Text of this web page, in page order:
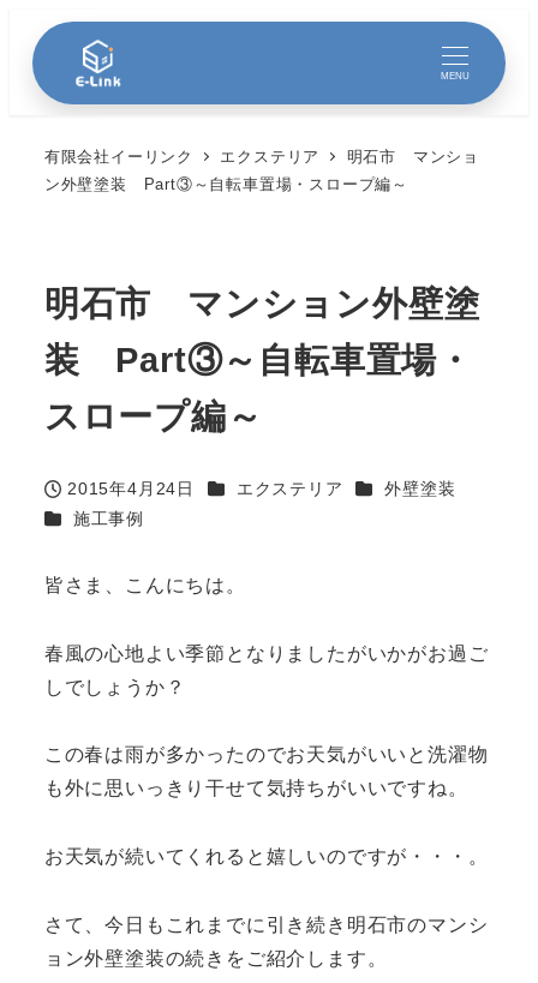
MENU
有限会社イーリンク エクステリア
明石市 マンショ
ン外壁塗装 Part③～自転車置場・スロープ編～
明石市 マンション外壁塗
装 Part③～自転車置場・
スロープ編～
投稿日
2015年4月24日 カテゴリー
エクステリア カテゴリー
外壁塗装
カテゴリー
施工事例
皆さま、こんにちは。
春風の心地よい季節となりましたがいかがお過ご
しでしょうか？
この春は雨が多かったのでお天気がいいと洗濯物
も外に思いっきり干せて気持ちがいいですね。
お天気が続いてくれると嬉しいのですが・・・。
さて、今日もこれまでに引き続き明石市のマンシ
ョン外壁塗装の続きをご紹介します。